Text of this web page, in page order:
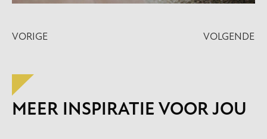
VORIGE VOLGENDE
MEER INSPIRATIE VOOR JOU